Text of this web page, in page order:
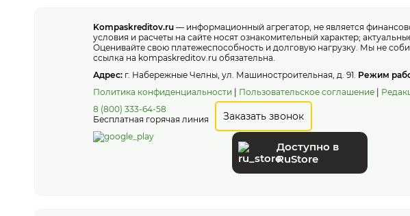
Kompaskreditov.ru — информационный агрегатор, не является
условия и расчеты на сайте носят ознакомительный характер;
Оценивайте свою платежеспособность и долговую нагрузку. Мы не
ссылка на kompaskreditov.ru обязательна.
Адрес: г. Набережные Челны, ул. Машиностроительная, д. 91. Режим
Политика конфиденциальности
Пользовательское соглашение
8 (800) 333-64-58
Бесплатная горячая линия
Заказать звонок
Доступно в
RuStore